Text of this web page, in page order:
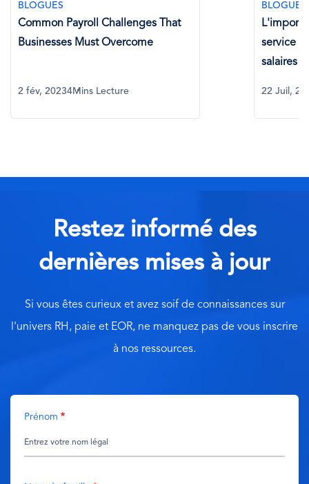
BLOGUES
Common Payroll Challenges That
Businesses Must Overcome
2 fév, 20234Mins Lecture
BLOGUES
service
salaires
22 Juil,
Restez informé des
dernières mises à jour
Si vous êtes curieux et avez soif de connaissances sur
l'univers RH, paie et EOR, ne manquez pas de vous inscrire
à nos ressources.
Prénom